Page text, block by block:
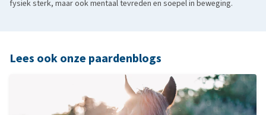
fysiek sterk, maar ook mentaal tevreden en soepel in beweging.
Lees ook onze paardenblogs